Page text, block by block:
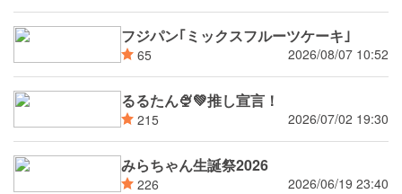
フジパン｢ミックスフルーツケーキ｣
65 2026/08/07 10:52
るるたん🍨‪💚推し宣言！
215 2026/07/02 19:30
みらちゃん生誕祭2026
226 2026/06/19 23:40